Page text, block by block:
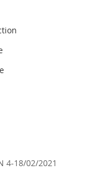
4-18/02/2021